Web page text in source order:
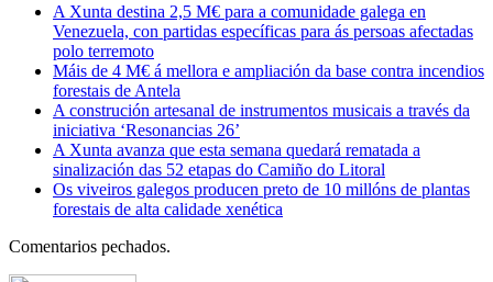
A Xunta destina 2,5 M€ para a comunidade galega en
Venezuela, con partidas específicas para ás persoas afectadas
polo terremoto
Máis de 4 M€ á mellora e ampliación da base contra incendios
forestais de Antela
A construción artesanal de instrumentos musicais a través da
iniciativa ‘Resonancias 26’
A Xunta avanza que esta semana quedará rematada a
sinalización das 52 etapas do Camiño do Litoral
Os viveiros galegos producen preto de 10 millóns de plantas
forestais de alta calidade xenética
Comentarios pechados.